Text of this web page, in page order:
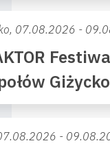
07.08.2026 -
-